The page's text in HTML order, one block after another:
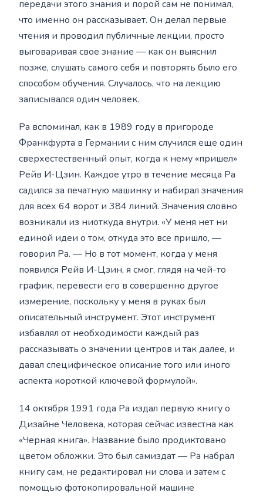
передачи этого знания и порой сам не понимал,
что именно он рассказывает. Он делал первые
чтения и проводил публичные лекции, просто
выговаривая свое знание — как он выяснил
позже, слушать самого себя и повторять было его
способом обучения. Случалось, что на лекцию
записывался один человек.
Ра вспоминал, как в 1989 году в пригороде
Франкфурта в Германии с ним случился еще один
сверхестественный опыт, когда к нему «пришел»
Рейв И-Цзин. Каждое утро в течение месяца Ра
садился за печатную машинку и набирал значения
для всех 64 ворот и 384 линий. Значения словно
возникали из ниоткуда внутри. «У меня нет ни
единой идеи о том, откуда это все пришло, —
говорил Ра. — Но в тот момент, когда у меня
появился Рейв И-Цзин, я смог, глядя на чей-то
график, перевести его в совершенно другое
измерение, поскольку у меня в руках был
описательный инструмент. Этот инструмент
избавлял от необходимости каждый раз
рассказывать о значении центров и так далее, и
давал специфическое описание того или иного
аспекта короткой ключевой формулой».
14 октября 1991 года Ра издал первую книгу о
Дизайне Человека, которая сейчас известна как
«Черная книга». Название было продиктовано
цветом обложки. Это был самиздат — Ра набрал
книгу сам, не редактировал ни слова и затем с
помощью фотокопировальной машине